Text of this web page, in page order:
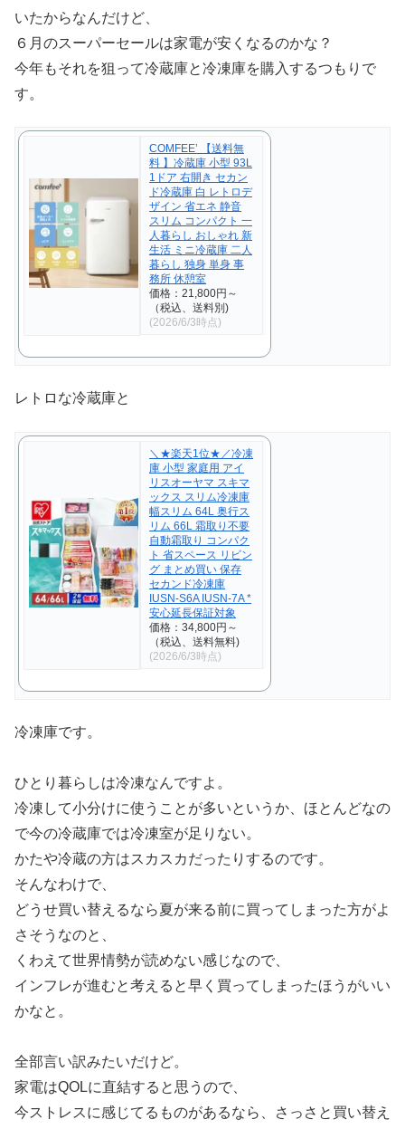
いたからなんだけど、
６月のスーパーセールは家電が安くなるのかな？
今年もそれを狙って冷蔵庫と冷凍庫を購入するつもりで
す。
COMFEE’ 【送料無
料 】冷蔵庫 小型 93L
1ドア 右開き セカン
ド冷蔵庫 白 レトロデ
ザイン 省エネ 静音
スリム コンパクト 一
人暮らし おしゃれ 新
生活 ミニ冷蔵庫 二人
暮らし 独身 単身 事
務所 休憩室
価格：21,800円～
（税込、送料別)
(2026/6/3時点)
レトロな冷蔵庫と
＼★楽天1位★／冷凍
庫 小型 家庭用 アイ
リスオーヤマ スキマ
ックス スリム冷凍庫
幅スリム 64L 奥行ス
リム 66L 霜取り不要
自動霜取り コンパク
ト 省スペース リビン
グ まとめ買い 保存
セカンド冷凍庫
IUSN-S6A IUSN-7A *
安心延長保証対象
価格：34,800円～
（税込、送料無料)
(2026/6/3時点)
冷凍庫です。
ひとり暮らしは冷凍なんですよ。
冷凍して小分けに使うことが多いというか、ほとんどなの
で今の冷蔵庫では冷凍室が足りない。
かたや冷蔵の方はスカスカだったりするのです。
そんなわけで、
どうせ買い替えるなら夏が来る前に買ってしまった方がよ
さそうなのと、
くわえて世界情勢が読めない感じなので、
インフレが進むと考えると早く買ってしまったほうがいい
かなと。
全部言い訳みたいだけど。
家電はQOLに直結すると思うので、
今ストレスに感じてるものがあるなら、さっさと買い替え